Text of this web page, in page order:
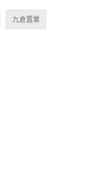
九倉置業